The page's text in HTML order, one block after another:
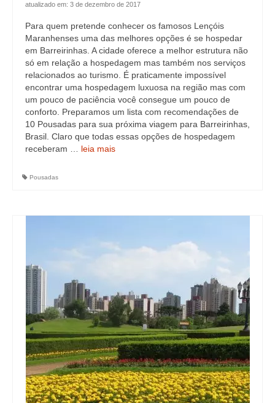
atualizado em: 3 de dezembro de 2017
Para quem pretende conhecer os famosos Lençóis
Maranhenses uma das melhores opções é se hospedar
em Barreirinhas. A cidade oferece a melhor estrutura não
só em relação a hospedagem mas também nos serviços
relacionados ao turismo. É praticamente impossível
encontrar uma hospedagem luxuosa na região mas com
um pouco de paciência você consegue um pouco de
conforto. Preparamos um lista com recomendações de
10 Pousadas para sua próxima viagem para Barreirinhas,
Brasil. Claro que todas essas opções de hospedagem
receberam … leia mais
Pousadas